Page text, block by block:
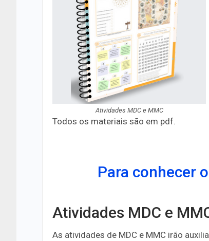
Atividades MDC e MMC
Todos os materiais são em pdf.
Para conhecer
Atividades MDC e
As atividades de MDC e MMC irão